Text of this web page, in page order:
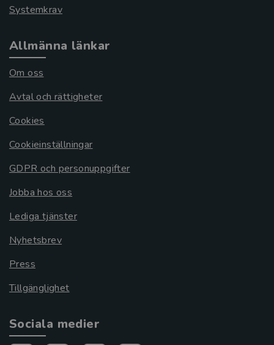
Systemkrav
Allmänna länkar
Om oss
Avtal och rättigheter
Cookies
Cookieinställningar
GDPR och personuppgifter
Jobba hos oss
Lediga tjänster
Nyhetsbrev
Press
Tillgänglighet
Sociala medier